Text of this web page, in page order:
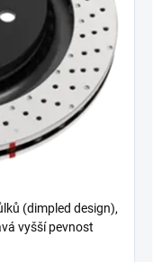
(dimpled design),
vyšší pevnost